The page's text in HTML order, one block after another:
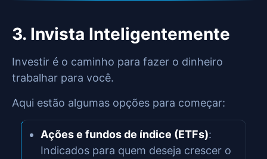
3. Invista Inteligentemente
Investir é o caminho para fazer o dinheiro
trabalhar para você.
Aqui estão algumas opções para começar:
Ações e fundos de índice (ETFs):
Indicados para quem deseja crescer o